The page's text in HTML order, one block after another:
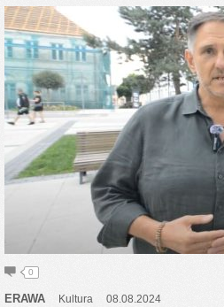
0
ERAWA Kultura 08.08.2024